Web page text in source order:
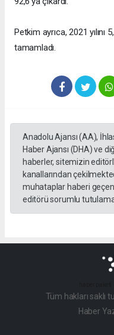
Petkim ayrıca, 2021
tamamladı.
Anadolu Ajansı (AA),
Haber Ajansı (DHA) ve
haberler, sitemizin
kanallarından
muhataplar haberi
editörü sorumlu
Tüm hakları saklı
Haber